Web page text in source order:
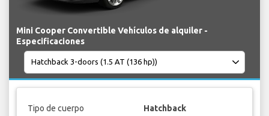
Mini Cooper Convertible Vehículos de alquiler -
Especificaciones
Tipo de cuerpo Hatchback